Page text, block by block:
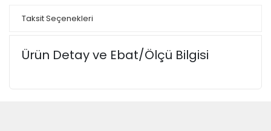
Taksit Seçenekleri
Ürün Detay ve Ebat/Ölçü Bilgisi